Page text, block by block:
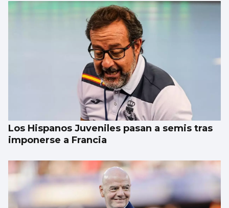
Los Hispanos Juveniles pasan a semis tras
imponerse a Francia